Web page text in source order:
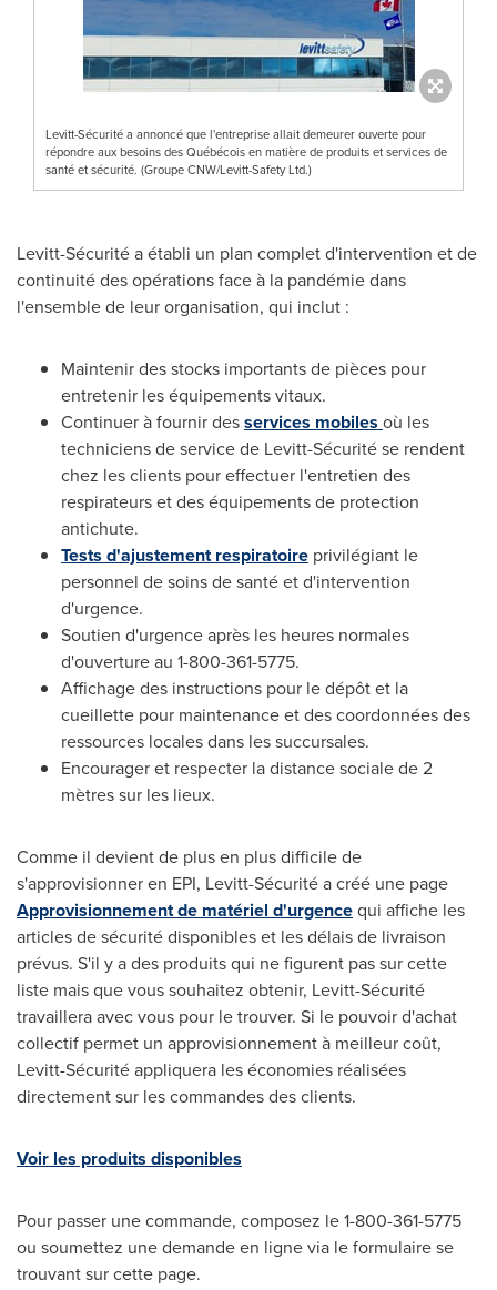
Levitt-Sécurité a annoncé que l'entreprise allait demeurer ouverte pour
répondre aux besoins des Québécois en matière de produits et services de
santé et sécurité. (Groupe CNW/Levitt-Safety Ltd.)
Levitt-Sécurité a établi un plan complet d'intervention et de
continuité des opérations face à la pandémie dans
l'ensemble de leur organisation, qui inclut :
Maintenir des stocks importants de pièces pour
entretenir les équipements vitaux.
Continuer à fournir desservices mobiles où les
techniciens de service de Levitt-Sécurité se rendent
chez les clients pour effectuer l'entretien des
respirateurs et des équipements de protection
antichute.
Tests d'ajustement respiratoire privilégiant le
personnel de soins de santé et d'intervention
d'urgence.
Soutien d'urgence après les heures normales
d'ouverture au 1-800-361-5775.
Affichage des instructions pour le dépôt et la
cueillette pour maintenance et des coordonnées des
ressources locales dans les succursales.
Encourager et respecter la distance sociale de 2
mètres sur les lieux.
Comme il devient de plus en plus difficile de
s'approvisionner en EPI, Levitt-Sécurité a créé une page
Approvisionnement de matériel d'urgencequi affiche les
articles de sécurité disponibles et les délais de livraison
prévus. S'il y a des produits qui ne figurent pas sur cette
liste mais que vous souhaitez obtenir, Levitt-Sécurité
travaillera avec vous pour le trouver. Si le pouvoir d'achat
collectif permet un approvisionnement à meilleur coût,
Levitt-Sécurité appliquera les économies réalisées
directement sur les commandes des clients.
Voir les produits disponibles
Pour passer une commande, composez le 1-800-361-5775
ou soumettez une demande en ligne via le formulaire se
trouvant sur cette page.